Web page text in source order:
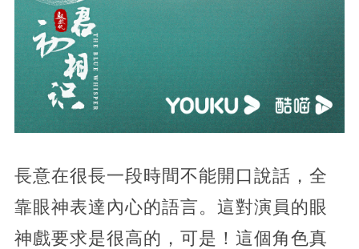
長意在很長一段時間不能開口說話，全
靠眼神表達內心的語言。這對演員的眼
神戲要求是很高的，可是！這個角色真